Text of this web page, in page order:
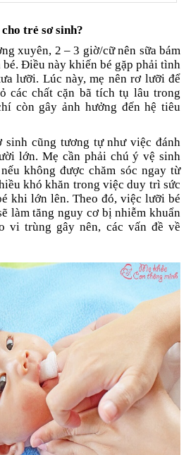
trẻ sơ sinh?
xuyên, 2 – 3 giờ/cữ nên sữa bám
Điều này khiến bé gặp phải tình
lưỡi. Lúc này, mẹ nên rơ lưỡi để
các chất cặn bã tích tụ lâu trong
còn gây ảnh hưởng đến hệ tiêu
cũng tương tự như việc đánh
lớn. Mẹ cần phải chú ý vệ sinh
không được chăm sóc ngay từ
khó khăn trong việc duy trì sức
khi lớn lên. Theo đó, việc lưỡi bé
làm tăng nguy cơ bị nhiễm khuẩn
vi trùng gây nên, các vấn đề về